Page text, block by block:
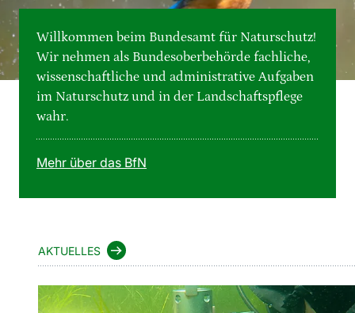
Karten und Daten
Leichte Sprache
Gebärdensprache
Willkommen beim Bundesamt für Naturschutz!
Wir nehmen als Bundesoberbehörde fachliche,
wissenschaftliche und administrative Aufgaben
im Naturschutz und in der Landschaftspflege
wahr.
Mehr über das BfN
AKTUELLES